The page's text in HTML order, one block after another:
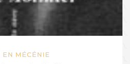
EN MÉCÉNIE